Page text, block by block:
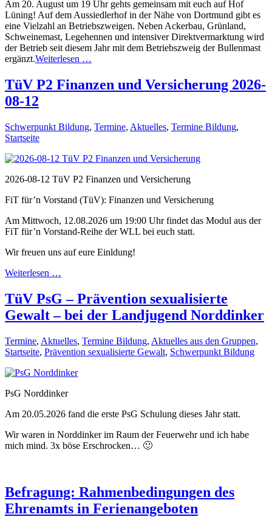
Am 20. August um 19 Uhr gehts gemeinsam mit euch auf Hof
Lüning! Auf dem Aussiedlerhof in der Nähe von Dortmund gibt es
eine Vielzahl an Betriebszweigen. Neben Ackerbau, Grünland,
Schweinemast, Legehennen und intensiver Direktvermarktung wird
der Betrieb seit diesem Jahr mit dem Betriebszweig der Bullenmast
ergänzt.Weiterlesen …
TüV P2 Finanzen und Versicherung 2026-
08-12
Schwerpunkt Bildung, Termine, Aktuelles, Termine Bildung,
Startseite
2026-08-12 TüV P2 Finanzen und Versicherung
FiT für’n Vorstand (TüV): Finanzen und Versicherung
Am Mittwoch, 12.08.2026 um 19:00 Uhr findet das Modul aus der
FiT für’n Vorstand-Reihe der WLL bei euch statt.
Wir freuen uns auf eure Einldung!
Weiterlesen …
TüV PsG – Prävention sexualisierte
Gewalt – bei der Landjugend Norddinker
Termine, Aktuelles, Termine Bildung, Aktuelles aus den Gruppen,
Startseite, Prävention sexualisierte Gewalt, Schwerpunkt Bildung
PsG Norddinker
Am 20.05.2026 fand die erste PsG Schulung dieses Jahr statt.
Wir waren in Norddinker im Raum der Feuerwehr und ich habe
mich mind. 3x böse Erschrocken… 🙂
Befragung: Rahmenbedingungen des
Ehrenamts in Ferienangeboten